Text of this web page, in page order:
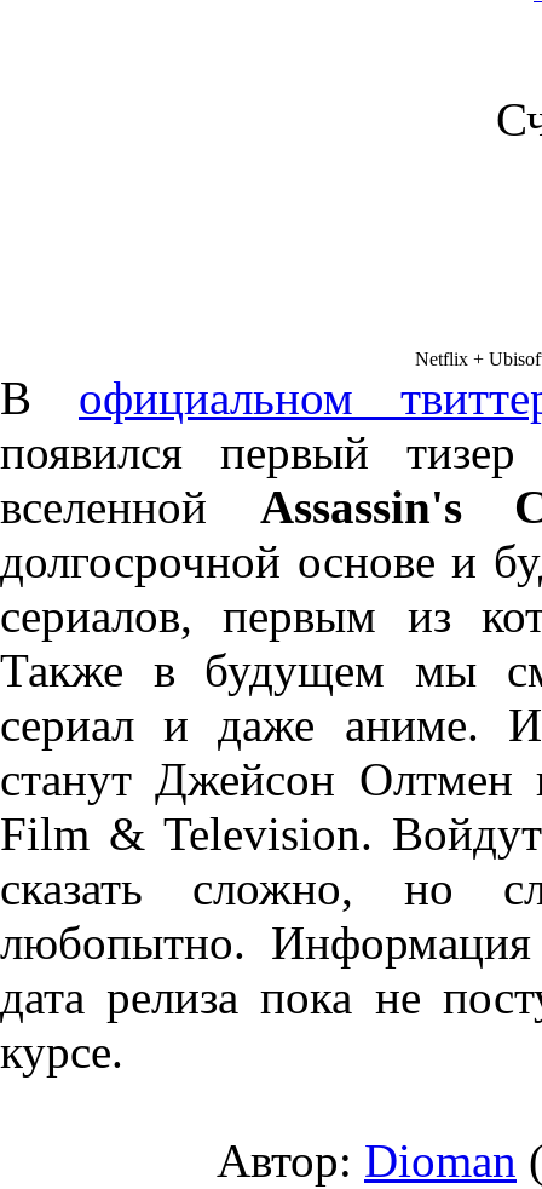
Netflix +
В официальном
появился первый
вселенной Assassin's
долгосрочной основе и
сериалов, первым из
Также в будущем мы
сериал и даже аниме.
станут Джейсон
Film & Television.
сказать сложно, но
любопытно. Информация
дата релиза пока не
курсе.
Автор: Dioman